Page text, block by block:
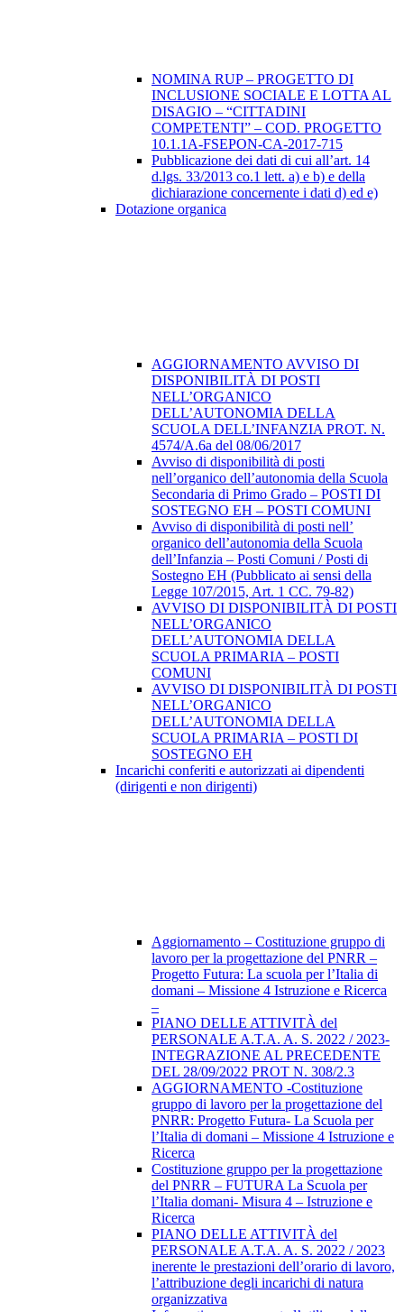
NOMINA RUP – PROGETTO DI
INCLUSIONE SOCIALE E LOTTA AL
DISAGIO – “CITTADINI
COMPETENTI” – COD. PROGETTO
10.1.1A-FSEPON-CA-2017-715
Pubblicazione dei dati di cui all’art. 14
d.lgs. 33/2013 co.1 lett. a) e b) e della
dichiarazione concernente i dati d) ed e)
Dotazione organica
AGGIORNAMENTO AVVISO DI
DISPONIBILITÀ DI POSTI
NELL’ORGANICO
DELL’AUTONOMIA DELLA
SCUOLA DELL’INFANZIA PROT. N.
4574/A.6a del 08/06/2017
Avviso di disponibilità di posti
nell’organico dell’autonomia della Scuola
Secondaria di Primo Grado – POSTI DI
SOSTEGNO EH – POSTI COMUNI
Avviso di disponibilità di posti nell’
organico dell’autonomia della Scuola
dell’Infanzia – Posti Comuni / Posti di
Sostegno EH (Pubblicato ai sensi della
Legge 107/2015, Art. 1 CC. 79-82)
AVVISO DI DISPONIBILITÀ DI POSTI
NELL’ORGANICO
DELL’AUTONOMIA DELLA
SCUOLA PRIMARIA – POSTI
COMUNI
AVVISO DI DISPONIBILITÀ DI POSTI
NELL’ORGANICO
DELL’AUTONOMIA DELLA
SCUOLA PRIMARIA – POSTI DI
SOSTEGNO EH
Incarichi conferiti e autorizzati ai dipendenti
(dirigenti e non dirigenti)
Aggiornamento – Costituzione gruppo di
lavoro per la progettazione del PNRR –
Progetto Futura: La scuola per l’Italia di
domani – Missione 4 Istruzione e Ricerca
–
PIANO DELLE ATTIVITÀ del
PERSONALE A.T.A. A. S. 2022 / 2023-
INTEGRAZIONE AL PRECEDENTE
DEL 28/09/2022 PROT N. 308/2.3
AGGIORNAMENTO -Costituzione
gruppo di lavoro per la progettazione del
PNRR: Progetto Futura- La Scuola per
l’Italia di domani – Missione 4 Istruzione e
Ricerca
Costituzione gruppo per la progettazione
del PNRR – FUTURA La Scuola per
l’Italia domani- Misura 4 – Istruzione e
Ricerca
PIANO DELLE ATTIVITÀ del
PERSONALE A.T.A. A. S. 2022 / 2023
inerente le prestazioni dell’orario di lavoro,
l’attribuzione degli incarichi di natura
organizzativa